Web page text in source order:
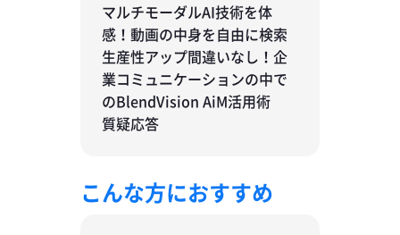
マルチモーダルAI技術を体
感！動画の中身を自由に検索
生産性アップ間違いなし！企
業コミュニケーションの中で
のBlendVision AiM活用術
質疑応答
こんな方におすすめ